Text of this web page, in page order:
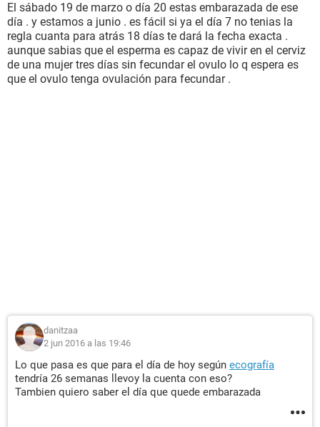
El sábado 19 de marzo o día 20 estas embarazada de ese
día . y estamos a junio . es fácil si ya el día 7 no tenias la
regla cuanta para atrás 18 días te dará la fecha exacta .
aunque sabias que el esperma es capaz de vivir en el cerviz
de una mujer tres días sin fecundar el ovulo lo q espera es
que el ovulo tenga ovulación para fecundar .
danitzaa
2 jun 2016 a las 19:46
Lo que pasa es que para el día de hoy según ecografía
tendría 26 semanas llevoy la cuenta con eso?
Tambien quiero saber el día que quede embarazada